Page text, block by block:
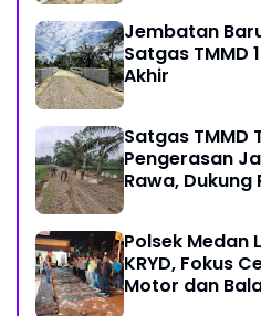
Jembatan
Satgas TMMD
Akhir
Satgas TMMD
Pengerasan
Rawa,
Polsek Medan
KRYD, Fokus
Motor dan